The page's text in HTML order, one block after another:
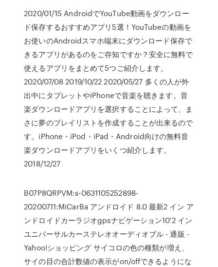
2020/01/15 AndroidでYouTube動画をダウンロー
ド保存するおすすめアプリ5選！YouTubeの動画を
お使いのAndroidスマホ端末にダウンロード保存で
きるアプリがあるのをご存知ですか？安全に無料で
使えるアプリをまとめて5つご紹介します。
2020/07/08 2019/10/22 2020/05/27 多くの人が外
出中にタブレットやiPhoneで音楽を聴きます。音
楽ダウンロードアプリを選択することによって、ま
さに夢のプレイリストを作成することが出来るので
す。iPhone・iPod・iPad・Android向けの無料音
楽ダウンロードアプリをいくつ紹介します。
2018/12/27
B07P8QRPVM:s-0631105252898-
20200711:MiCarBa アンドロイド 8.0 最新2 イン ア
ンドロイドカーラジオgpsナビゲーション10'2 イン
ユニバーサルカーステレオオーディオブル - 通販 -
Yahoo!ショッピング サイコロの色の種類が増え、
サイの目の合計数値の表示がon/offできるようにな